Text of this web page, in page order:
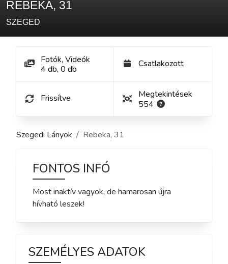
REBEKA, 31
SZEGED
Fotók, Videók
4 db, 0 db Csatlakozott
Frissítve
Megtekintések
554
Szegedi Lányok Rebeka, 31
FONTOS INFÓ
Most inaktív vagyok, de hamarosan újra
hívható leszek!
SZEMÉLYES ADATOK